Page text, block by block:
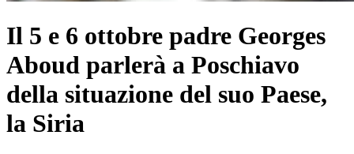
Il 5 e 6 ottobre padre Georges
Aboud parlerà a Poschiavo
della situazione del suo Paese,
la Siria